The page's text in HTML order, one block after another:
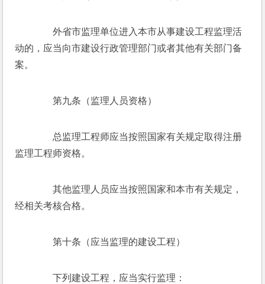
外省市监理单位进入本市从事建设工程监理活
动的，应当向市建设行政管理部门或者其他有关部门备
案。
第九条（监理人员资格）
总监理工程师应当按照国家有关规定取得注册
监理工程师资格。
其他监理人员应当按照国家和本市有关规定，
经相关考核合格。
第十条（应当监理的建设工程）
下列建设工程，应当实行监理：